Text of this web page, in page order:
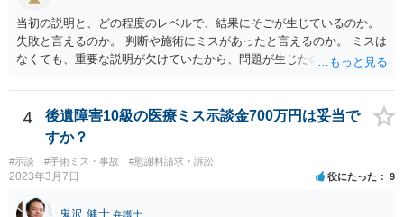
しまったとかいう事情があれば， 追加請求が可能な余地があります。
ただし，手術代の返金に応じた際に「これ以上金銭の請求はしませ
ん」という趣旨の合意をしてしまっていると， 上記の請求は，基本的
には困難となります。
当初の説明と、どの程度のレベルで、結果にそごが生じているのか。
失敗と言えるのか。 判断や施術にミスがあったと言えるのか。 ミスは
なくても、重要な説明が欠けていたから、問題が生じたのか。 美容整
4
後遺障害10級の医療ミス示談金700万円は妥当で
すか？
#示談 #手術ミス・事故 #慰謝料請求・訴訟
2023年3月7日 役にたった 9
鬼沢 健士 弁護士